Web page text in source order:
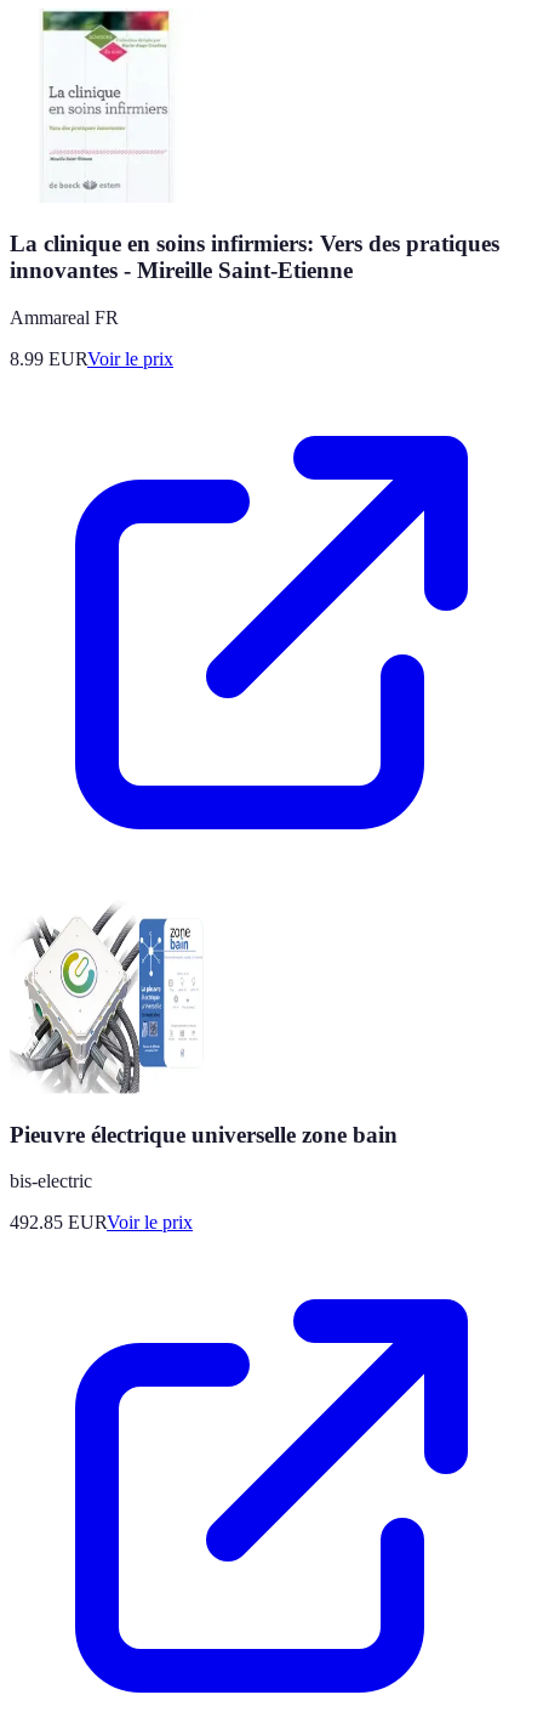
La clinique en soins infirmiers: Vers des pratiques
innovantes - Mireille Saint-Etienne
Ammareal FR
8.99 EURVoir le prix
Pieuvre électrique universelle zone bain
bis-electric
492.85 EURVoir le prix